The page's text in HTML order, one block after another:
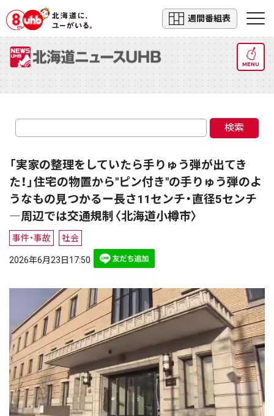
週間番組表
MENU
検索
「実家の整理をしていたら手りゅう弾が出てき
た！」住宅の物置から"ピン付き"の手りゅう弾のよ
うなもの見つかるー長さ11センチ・直径5センチ
―周辺では交通規制〈北海道小樽市〉
事件・事故 社会
2026年6月23日17:50